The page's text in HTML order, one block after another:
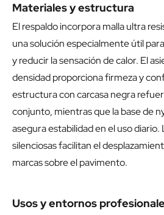
Materiales y estructura
El respaldo incorpora malla ultra
una solución especialmente útil
y reducir la sensación de calor. El
densidad proporciona firmeza y
estructura con carcasa negra
conjunto, mientras que la base de
asegura estabilidad en el uso diario.
silenciosas facilitan el
marcas sobre el pavimento.
Usos y entornos